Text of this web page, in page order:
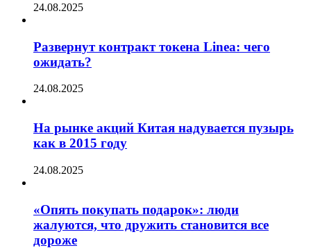
24.08.2025
Развернут контракт токена Linea: чего
ожидать?
24.08.2025
На рынке акций Китая надувается пузырь
как в 2015 году
24.08.2025
«Опять покупать подарок»: люди
жалуются, что дружить становится все
дороже